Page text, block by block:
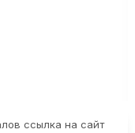
ссылка на сайт